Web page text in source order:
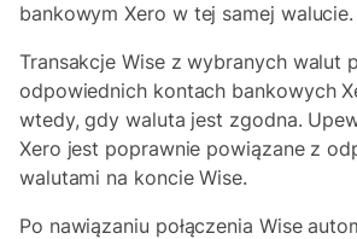
bankowym Xero w tej samej walucie.
Transakcje Wise z wybranych walut
odpowiednich kontach bankowych
wtedy, gdy waluta jest zgodna.
Xero jest poprawnie powiązane z
walutami na koncie Wise.
Po nawiązaniu połączenia Wise